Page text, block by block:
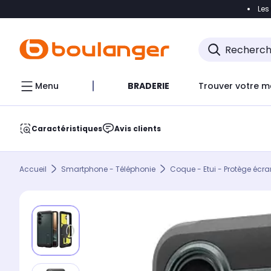
Accéder
Menu BRADERIE Trouver votre
Caractéristiques Avis clients
Accueil Smartphone - Téléphonie Coque - Etui - Protège